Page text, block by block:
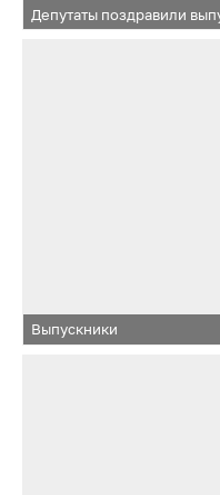
Депутаты поздравили
Выпускники